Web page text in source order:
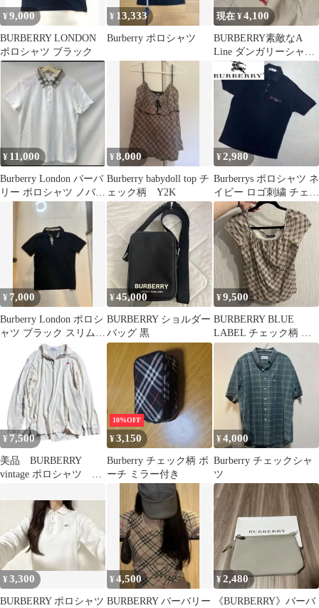
¥ 9,000
BURBERRY LONDON
ポロシャツ ブラック
¥ 13,333
Burberry ポロシャツ
現在 ¥4,100
BURBERRY素敵なA
Line ダンガリーシャツ
¥3999→現
¥ 11,000
Burberry London バーバ
リー ポロシャツ ノバチ
¥8,000
Burberry babydoll top チ
ェック柄 Y2K
¥2,980
Burberrys ポロシャツ ネ
イビー ロゴ刺繍 チェッ
ク メンズ バーバリー
¥ 7,000
Burberry London ポロシ
ャツ ブラック スリムフ
¥45,000
BURBERRY ショルダー
バッグ 黒
¥9,500
BURBERRY BLUE
LABEL チェック柄 半
袖カットソー M
¥ 7,500
美品 BURBERRY
vintage ポロシャツ 長
ェック
10%OFF
¥3,150
Burberry チェック柄 ポ
ーチ ミラー付き
¥4,000
Burberry チェックシャ
ツ
¥3,300
BURBERRY ポロシャツ
¥4,500
BURBERRY バーバリー
¥2,480
《BURBERRY》バーバ